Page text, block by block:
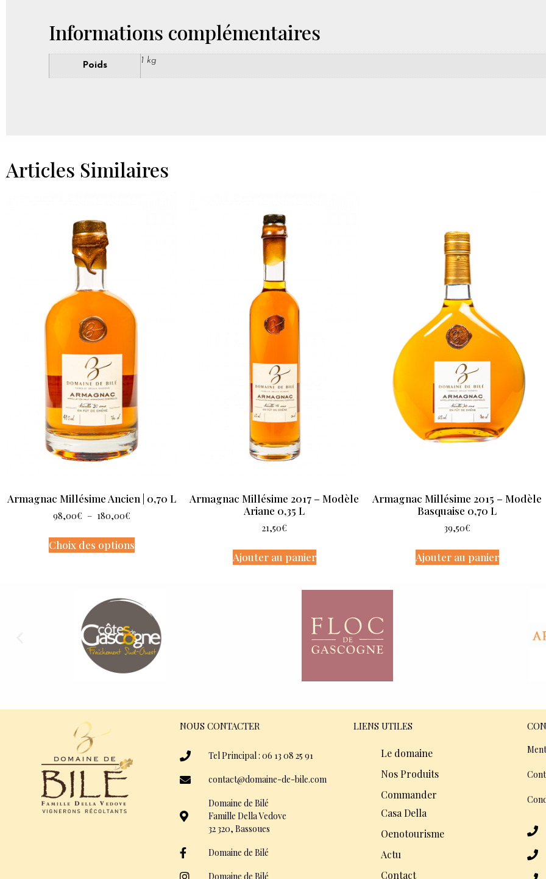
Informations complémentaires
Poids
1 kg
Articles Similaires
Armagnac Millésime Ancien | 0,70 L
98,00€ – 180,00€
Choix des options
Armagnac Millésime 2017 – Modèle
Ariane 0,35 L
21,50€
Ajouter au panier
Armagnac Millésime 2015 – Modèle
Basquaise 0,70 L
39,50€
Ajouter au panier
NOUS CONTACTER
Tel Principal : 06 13 08 25 91
contact@domaine-de-bile.com
Domaine de Bilé
Famille Della Vedove
32 320, Bassoues
Domaine de Bilé
Domaine de Bilé
LIENS UTILES
Le domaine
Nos Produits
Commander
Casa Della
Oenotourisme
Actu
Contact